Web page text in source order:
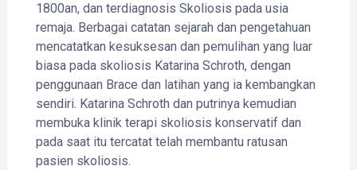
1800an, dan terdiagnosis Skoliosis pada usia
remaja. Berbagai catatan sejarah dan pengetahuan
mencatatkan kesuksesan dan pemulihan yang luar
biasa pada skoliosis Katarina Schroth, dengan
penggunaan Brace dan latihan yang ia kembangkan
sendiri. Katarina Schroth dan putrinya kemudian
membuka klinik terapi skoliosis konservatif dan
pada saat itu tercatat telah membantu ratusan
pasien skoliosis.